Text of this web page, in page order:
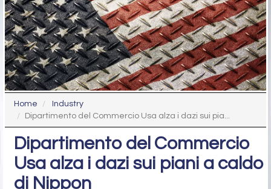
Home
Industry
Dipartimento del Commercio Usa alza i dazi sui pia...
Dipartimento del Commercio
Usa alza i dazi sui piani a caldo
di Nippon